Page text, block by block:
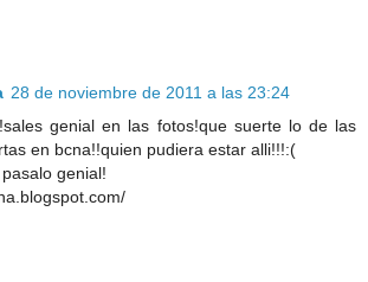
28 de noviembre de 2011 a las 23:24
genial en las fotos!que suerte lo de las
en bcna!!quien pudiera estar alli!!!:(
genial!